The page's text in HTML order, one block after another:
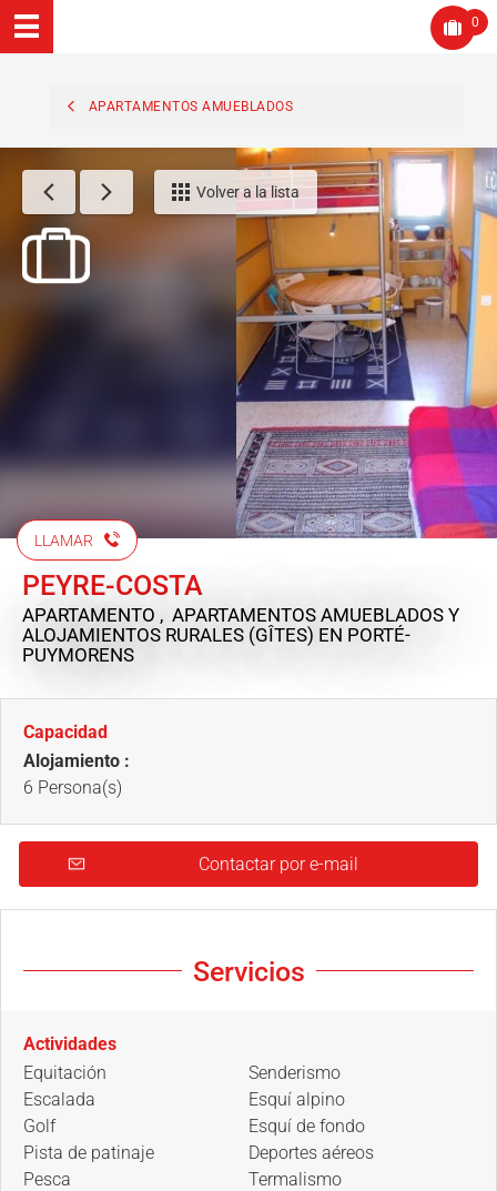
0
APARTAMENTOS AMUEBLADOS
Volver a la lista
LLAMAR
PEYRE-COSTA
APARTAMENTO , APARTAMENTOS AMUEBLADOS Y
ALOJAMIENTOS RURALES (GÎTES) EN PORTÉ-
PUYMORENS
Capacidad
Alojamiento :
6 Persona(s)
Contactar por e-mail
Servicios
Actividades
Equitación
Escalada
Golf
Pista de patinaje
Pesca
Senderismo
Esquí alpino
Esquí de fondo
Deportes aéreos
Termalismo